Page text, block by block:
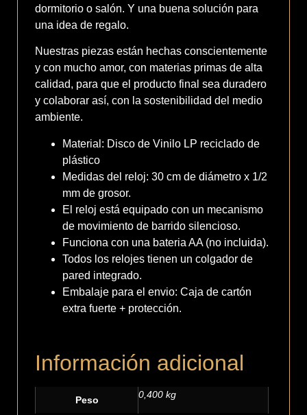
dormitorio o salón. Y una buena solución para
una idea de regalo.
Nuestras piezas están hechas conscientemente
y con mucho amor, con materias primas de alta
calidad, para que el producto final sea duradero
y colaborar así, con la sostenibilidad del medio
ambiente.
Material: Disco de Vinilo LP reciclado de
plástico
Medidas del reloj: 30 cm de diámetro x 1/2
mm de grosor.
El reloj está equipado con un mecanismo
de movimiento de barrido silencioso.
Funciona con una bateria AA (no incluida).
Todos los relojes tienen un colgador de
pared integrado.
Embalaje para el envio: Caja de cartón
extra fuerte + protección.
Información adicional
Peso 0,400 kg